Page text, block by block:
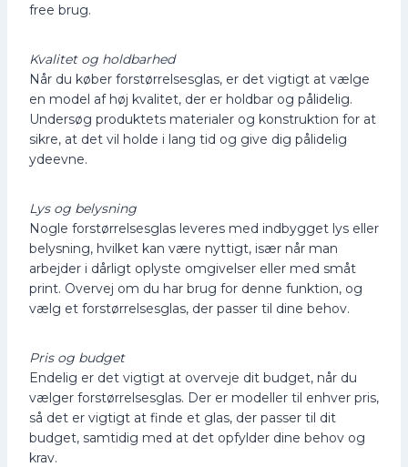
free brug.
Kvalitet og holdbarhed
Når du køber forstørrelsesglas, er det vigtigt at vælge
en model af høj kvalitet, der er holdbar og pålidelig.
Undersøg produktets materialer og konstruktion for at
sikre, at det vil holde i lang tid og give dig pålidelig
ydeevne.
Lys og belysning
Nogle forstørrelsesglas leveres med indbygget lys eller
belysning, hvilket kan være nyttigt, især når man
arbejder i dårligt oplyste omgivelser eller med småt
print. Overvej om du har brug for denne funktion, og
vælg et forstørrelsesglas, der passer til dine behov.
Pris og budget
Endelig er det vigtigt at overveje dit budget, når du
vælger forstørrelsesglas. Der er modeller til enhver pris,
så det er vigtigt at finde et glas, der passer til dit
budget, samtidig med at det opfylder dine behov og
krav.